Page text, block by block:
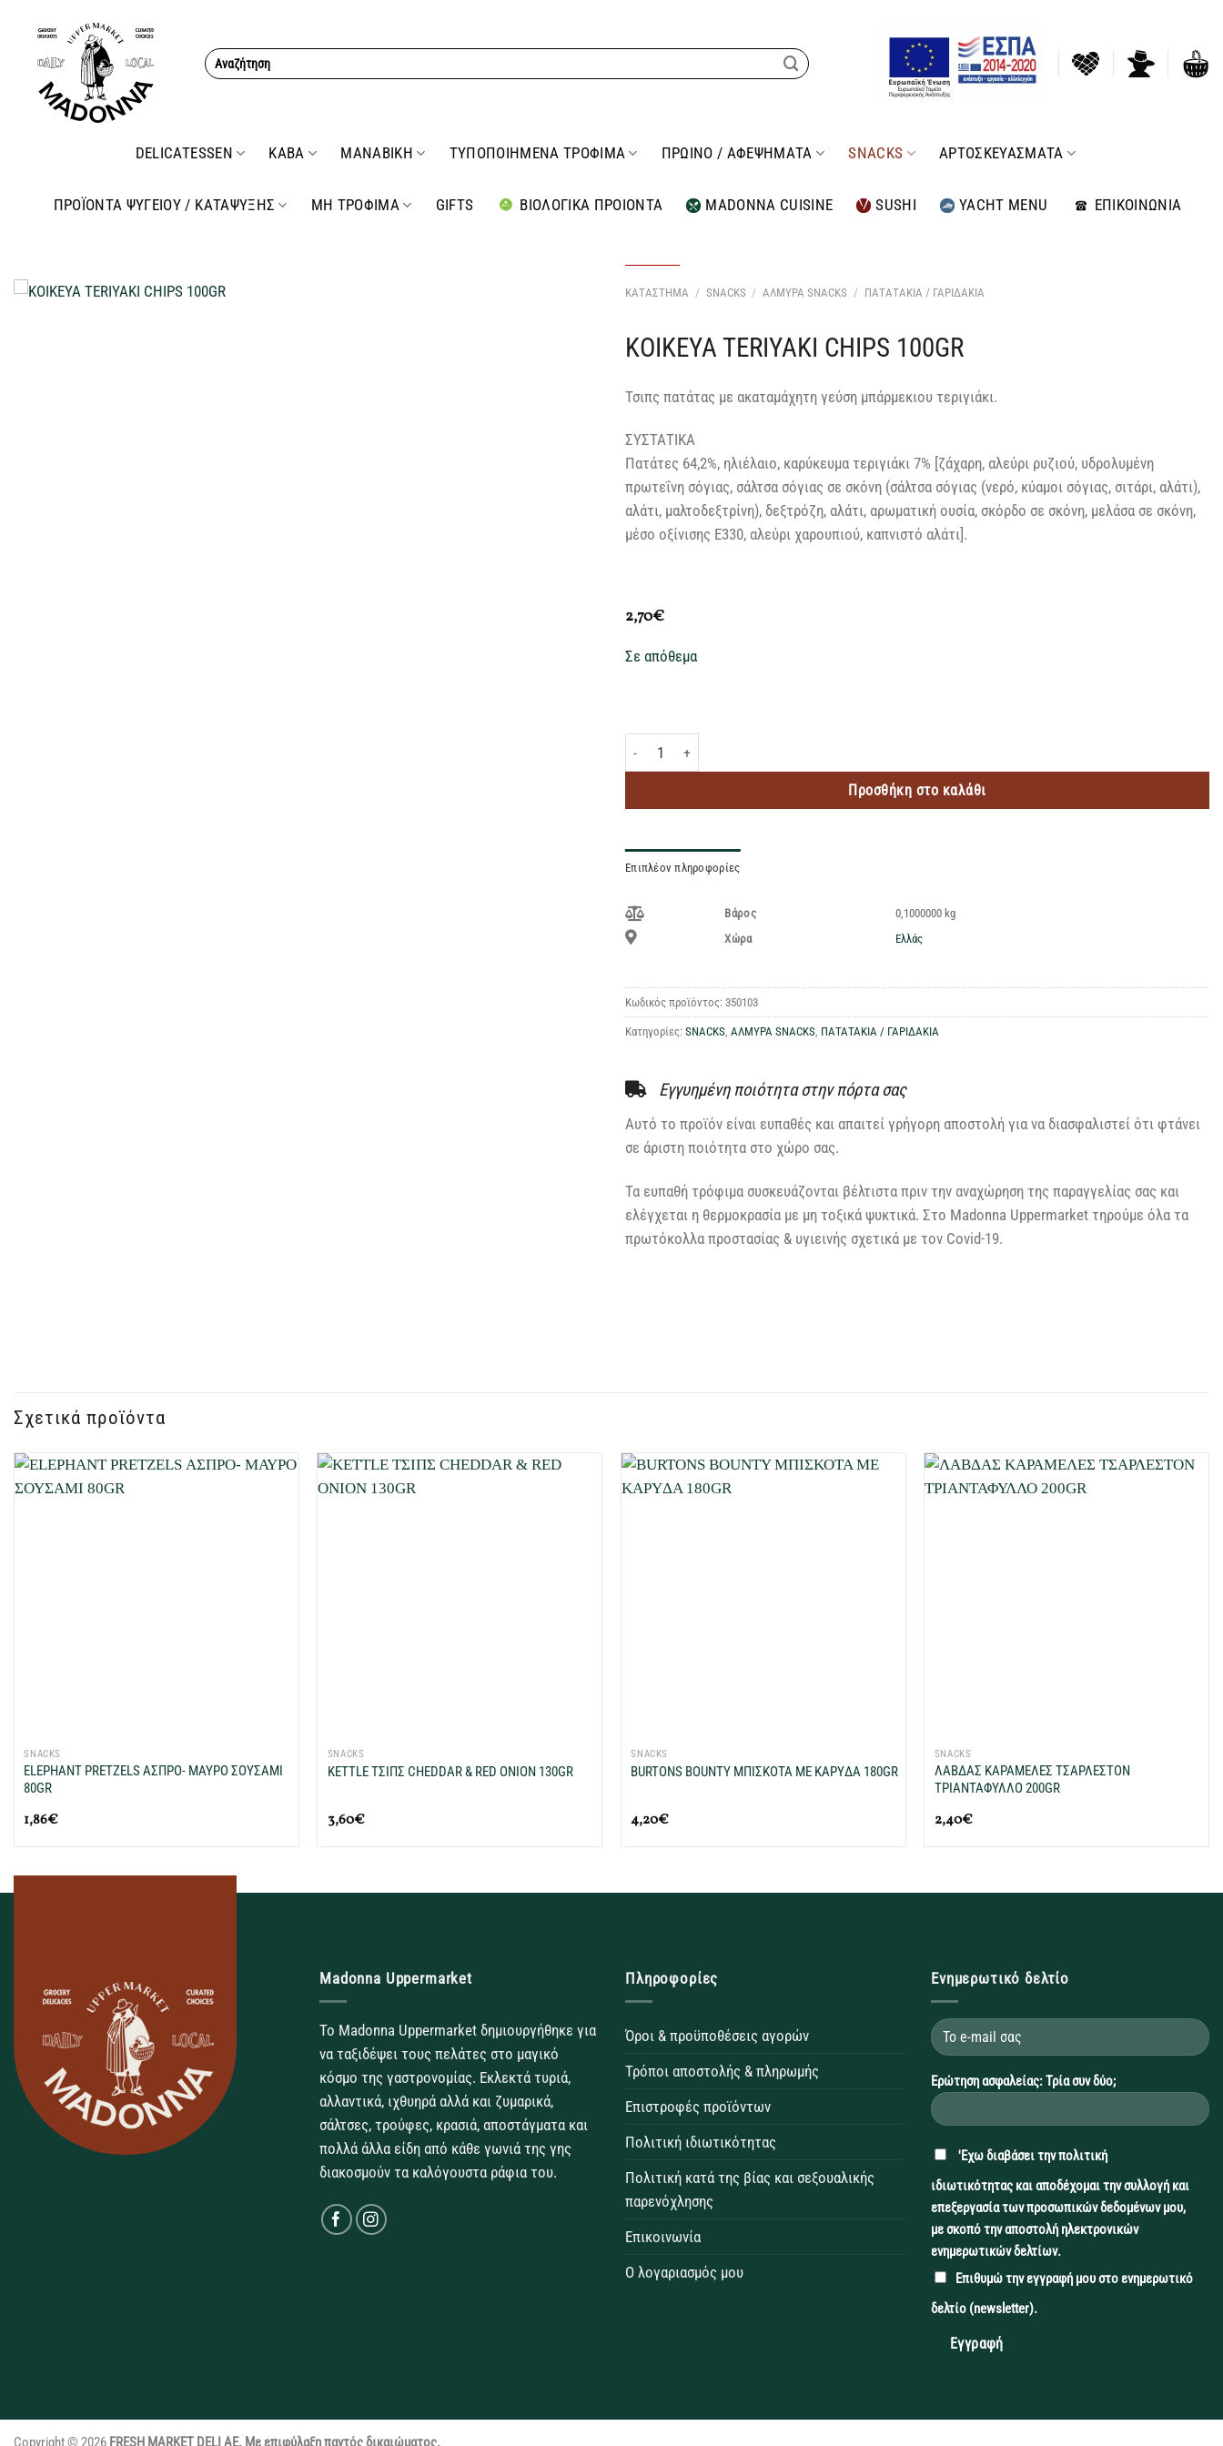
περιεχόμενο
Αναζήτηση
για:
DELICATESSEN ΚΑΒΑ ΜΑΝΑΒΙΚΗ ΤΥΠΟΠΟΙΗΜΕΝΑ ΤΡΟΦΙΜΑ ΠΡΩΙΝΟ / ΑΦΕΨΗΜΑΤΑ SNACKS ΑΡΤΟΣΚΕΥΑΣΜΑΤΑ
ΠΡΟΪΟΝΤΑ ΨΥΓΕΙΟΥ / ΚΑΤΑΨΥΞΗΣ ΜΗ ΤΡΟΦΙΜΑ GIFTS ΒΙΟΛΟΓΙΚΑ ΠΡΟΙΟΝΤΑ MADONNA CUISINE SUSHI YACHT MENU ΕΠΙΚΟΙΝΩΝΙΑ
ΚΑΤΑΣΤΗΜΑ / SNACKS / ΑΛΜΥΡΑ SNACKS / ΠΑΤΑΤΑΚΙΑ / ΓΑΡΙΔΑΚΙΑ
KOIKEYA TERIYAKI CHIPS 100GR
Τσιπς πατάτας με ακαταμάχητη γεύση μπάρμεκιου τεριγιάκι.
ΣΥΣΤΑΤΙΚΑ
Πατάτες 64,2%, ηλιέλαιο, καρύκευμα τεριγιάκι 7% [ζάχαρη, αλεύρι ρυζιού, υδρολυμένη
πρωτεΐνη σόγιας, σάλτσα σόγιας σε σκόνη (σάλτσα σόγιας (νερό, κύαμοι σόγιας, σιτάρι, αλάτι),
αλάτι, μαλτοδεξτρίνη), δεξτρόζη, αλάτι, αρωματική ουσία, σκόρδο σε σκόνη, μελάσα σε σκόνη,
μέσο οξίνισης Ε330, αλεύρι χαρουπιού, καπνιστό αλάτι].
2,70€
Σε απόθεμα
KOIKEYA TERIYAKI CHIPS 100GR ποσότητα
Προσθήκη στο καλάθι
Επιπλέον πληροφορίες
Βάρος
0,1000000 kg
Χώρα
Ελλάς
Κωδικός προϊόντος: 350103
Κατηγορίες: SNACKS, ΑΛΜΥΡΑ SNACKS, ΠΑΤΑΤΑΚΙΑ / ΓΑΡΙΔΑΚΙΑ
Εγγυημένη ποιότητα στην πόρτα σας
Αυτό το προϊόν είναι ευπαθές και απαιτεί γρήγορη αποστολή για να διασφαλιστεί ότι φτάνει
σε άριστη ποιότητα στο χώρο σας.
Τα ευπαθή τρόφιμα συσκευάζονται βέλτιστα πριν την αναχώρηση της παραγγελίας σας και
ελέγχεται η θερμοκρασία με μη τοξικά ψυκτικά. Στο Madonna Uppermarket τηρούμε όλα τα
πρωτόκολλα προστασίας & υγιεινής σχετικά με τον Covid-19.
Σχετικά προϊόντα
SNACKS
ELEPHANT PRETZELS ΑΣΠΡΟ- ΜΑΥΡΟ ΣΟΥΣΑΜΙ
80GR
1,86€
SNACKS
KETTLE ΤΣΙΠΣ CHEDDAR & RED ONION 130GR
3,60€
SNACKS
BURTONS BOUNTY MΠIΣΚΟΤΑ ΜΕ KAPYΔA 180GR
4,20€
SNACKS
ΛΑΒΔΑΣ ΚΑΡΑΜΕΛΕΣ ΤΣΑΡΛΕΣΤΟΝ
ΤΡΙΑΝΤΑΦΥΛΛΟ 200GR
2,40€
Madonna Uppermarket
Το Madonna Uppermarket δημιουργήθηκε για
να ταξιδέψει τους πελάτες στο μαγικό
κόσμο της γαστρονομίας. Εκλεκτά τυριά,
αλλαντικά, ιχθυηρά αλλά και ζυμαρικά,
σάλτσες, τρούφες, κρασιά, αποστάγματα και
πολλά άλλα είδη από κάθε γωνιά της γης
διακοσμούν τα καλόγουστα ράφια του.
Πληροφορίες
Όροι & προϋποθέσεις αγορών
Τρόποι αποστολής & πληρωμής
Επιστροφές προϊόντων
Πολιτική ιδιωτικότητας
Πολιτική κατά της βίας και σεξουαλικής
παρενόχλησης
Επικοινωνία
Ο λογαριασμός μου
Ενημερωτικό δελτίο
Ερώτηση ασφαλείας: Τρία συν δύο;
'Εχω διαβάσει τηνπολιτική
ιδιωτικότητας και αποδέχομαι την συλλογή και
επεξεργασία των προσωπικών δεδομένων μου,
με σκοπό την αποστολή ηλεκτρονικών
ενημερωτικών δελτίων.
Επιθυμώ την εγγραφή μου στο ενημερωτικό
δελτίο (newsletter).
Copyright © 2026 FRESH MARKET DELI ΑΕ. Με επιφύλαξη παντός δικαιώματος.